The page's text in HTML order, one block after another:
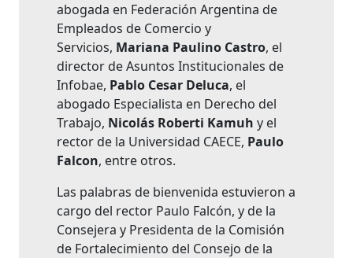
abogada en Federación Argentina de
Empleados de Comercio y
Servicios, Mariana Paulino Castro, el
director de Asuntos Institucionales de
Infobae, Pablo Cesar Deluca, el
abogado Especialista en Derecho del
Trabajo, Nicolás Roberti Kamuh y el
rector de la Universidad CAECE, Paulo
Falcon, entre otros.
Las palabras de bienvenida estuvieron a
cargo del rector Paulo Falcón, y de la
Consejera y Presidenta de la Comisión
de Fortalecimiento del Consejo de la